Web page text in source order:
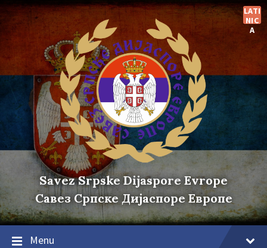
Skip
to
content
Skip
to
main
navigation
Skip
to
footer
LATI
NIC
A
Savez Srpske Dijaspore Evrope
Савез Српске Дијаспоре Европе
Menu